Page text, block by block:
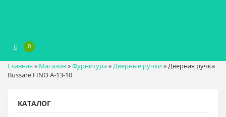
0
Главная » Магазин»Фурнитура»Дверные ручки»Дверная ручка
Bussare FINO A-13-10
КАТАЛОГ